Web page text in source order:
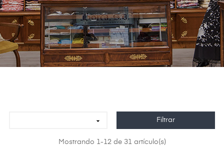
 Filtrar
Mostrando 1-12 de 31 artículo(s)